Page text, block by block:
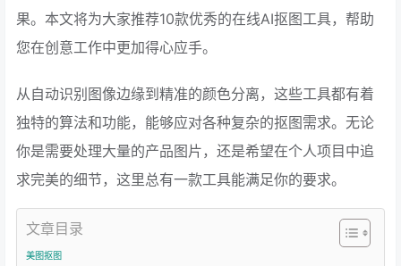
果。本文将为大家推荐10款优秀的在线AI抠图工具，帮助
您在创意工作中更加得心应手。
从自动识别图像边缘到精准的颜色分离，这些工具都有着
独特的算法和功能，能够应对各种复杂的抠图需求。无论
你是需要处理大量的产品图片，还是希望在个人项目中追
求完美的细节，这里总有一款工具能满足你的要求。
文章目录
美图抠图